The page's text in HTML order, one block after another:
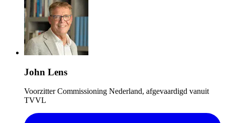
John Lens
Voorzitter Commissioning Nederland, afgevaardigd vanuit
TVVL